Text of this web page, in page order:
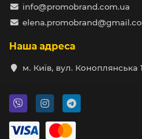
info@promobrand.com.ua
Наша адреса
м. Київ, вул. Коноплянська